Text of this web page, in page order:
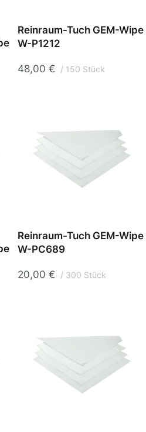
Reinraum-Tuch GEM-Wipe
W-P1212
48,00 € 150 Stück
Reinraum-Tuch GEM-Wipe
W-PC689
20,00 € 300 Stück